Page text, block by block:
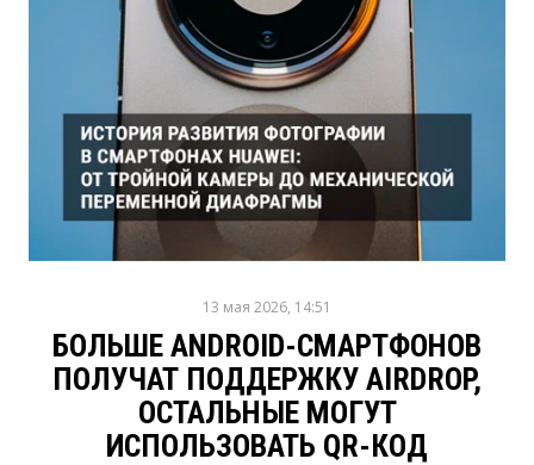
13 мая 2026, 14:51
БОЛЬШЕ ANDROID-СМАРТФОНОВ
ПОЛУЧАТ ПОДДЕРЖКУ AIRDROP,
ОСТАЛЬНЫЕ МОГУТ
ИСПОЛЬЗОВАТЬ QR-КОД